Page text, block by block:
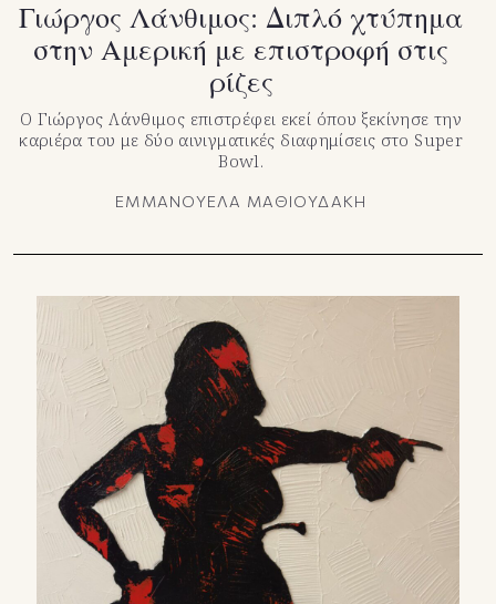
Γιώργος Λάνθιμος: Διπλό χτύπημα
στην Αμερική με επιστροφή στις
ρίζες
Ο Γιώργος Λάνθιμος επιστρέφει εκεί όπου ξεκίνησε την
καριέρα του με δύο αινιγματικές διαφημίσεις στο Super
Bowl.
ΕΜΜΑΝΟΥΕΛΑ ΜΑΘΙΟΥΔΑΚΗ